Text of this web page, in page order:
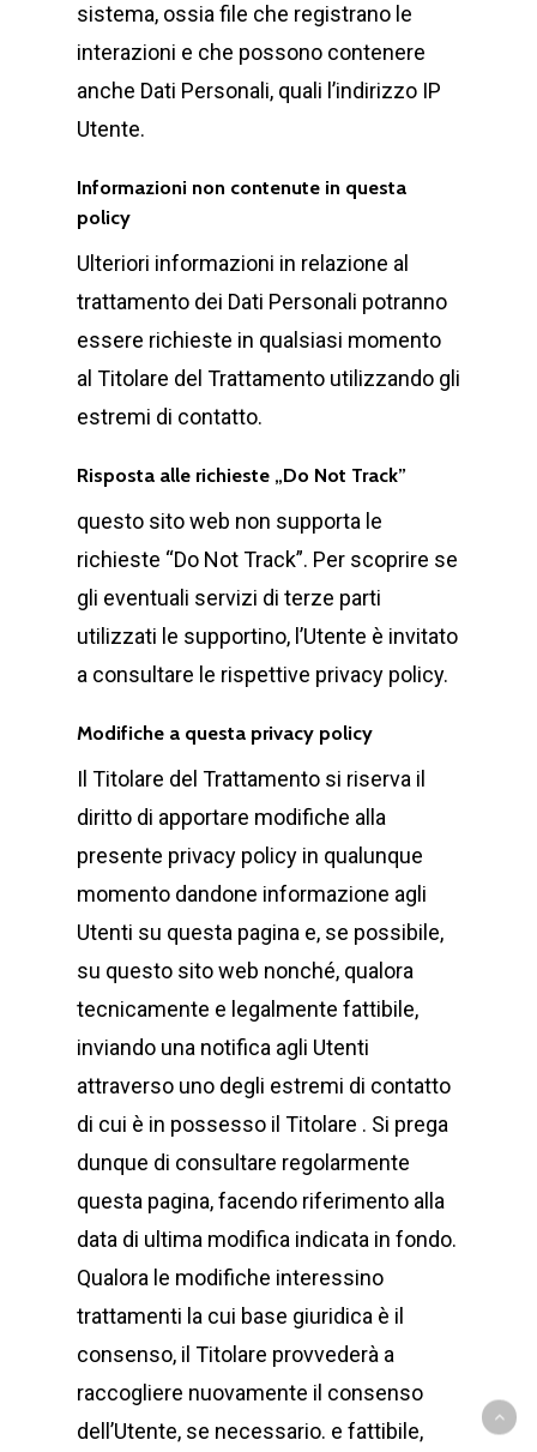
sistema, ossia file che registrano le
interazioni e che possono contenere
anche Dati Personali, quali l’indirizzo IP
Utente.
Informazioni non contenute in questa
policy
Ulteriori informazioni in relazione al
trattamento dei Dati Personali potranno
essere richieste in qualsiasi momento
al Titolare del Trattamento utilizzando gli
estremi di contatto.
Risposta alle richieste „Do Not Track”
questo sito web non supporta le
richieste “Do Not Track”. Per scoprire se
gli eventuali servizi di terze parti
utilizzati le supportino, l’Utente è invitato
a consultare le rispettive privacy policy.
Modifiche a questa privacy policy
Il Titolare del Trattamento si riserva il
diritto di apportare modifiche alla
presente privacy policy in qualunque
momento dandone informazione agli
Utenti su questa pagina e, se possibile,
su questo sito web nonché, qualora
tecnicamente e legalmente fattibile,
inviando una notifica agli Utenti
attraverso uno degli estremi di contatto
di cui è in possesso il Titolare . Si prega
dunque di consultare regolarmente
questa pagina, facendo riferimento alla
data di ultima modifica indicata in fondo.
Qualora le modifiche interessino
trattamenti la cui base giuridica è il
consenso, il Titolare provvederà a
raccogliere nuovamente il consenso
dell’Utente, se necessario. e fattibile,